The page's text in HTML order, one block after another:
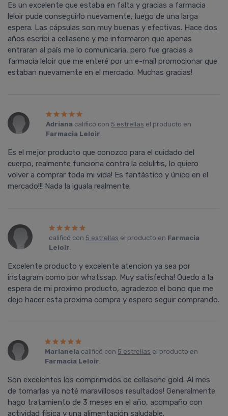
Es un excelente que estaba en falta y gracias a farmacia
leloir pude conseguirlo nuevamente, luego de una larga
espera. Las cápsulas son muy buenas y efectivas. Hace dos
años escribi a cellasene y me informaron que apenas
entraran al país me lo comunicaria, pero fue gracias a
farmacia leloir que me enteré por un e-mail promocionar que
estaban nuevamente en el mercado. Muchas gracias!
Adriana calificó con 5 estrellas el producto en
Farmacia Leloir.
Es el mejor producto que conozco para el cuidado del
cuerpo, realmente funciona contra la celulitis, lo quiero
volver a comprar toda mi vida! Es fantástico y único en el
mercado!!! Nada la iguala realmente.
calificó con 5 estrellas el producto en Farmacia
Leloir.
Excelente producto y excelente atencion ya sea por
instagram como por whatssap. Muy satisfecha! Quedo a la
espera de mi proximo producto, agradezco el bono que me
dejo hacer esta proxima compra y espero seguir comprando.
Marianela calificó con 5 estrellas el producto en
Farmacia Leloir.
Son excelentes los comprimidos de cellasene gold. Al mes
de tomarlas ya noté maravillosos resultados! Generalmente
hago tratamiento de 3 meses en el año, acompaño con
actividad física y una alimentación saludable.